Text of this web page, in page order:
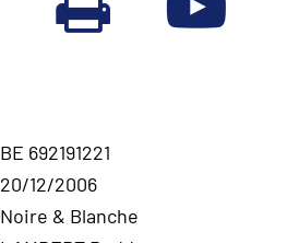
BE 692191221
20/12/2006
Noire & Blanche